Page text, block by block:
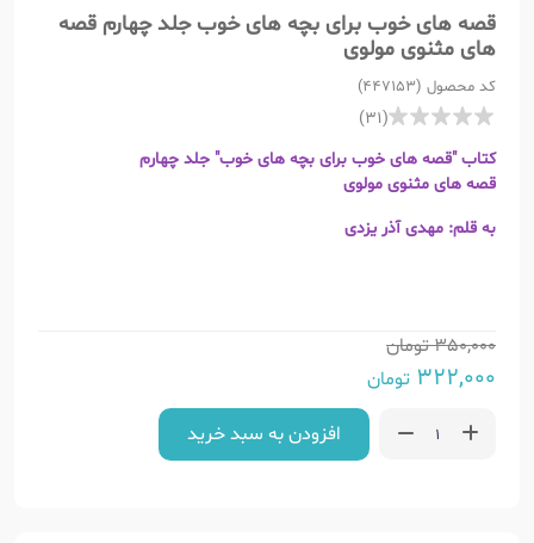
قصه های خوب برای بچه های خوب جلد چهارم قصه
های مثنوی مولوی
کد محصول (447153)
(31)
کتاب "قصه های خوب برای بچه های خوب" جلد چهارم
قصه های مثنوی مولوی
به قلم: مهدی آذر یزدی
350,000تومان
322,000 تومان
افزودن به سبد خرید